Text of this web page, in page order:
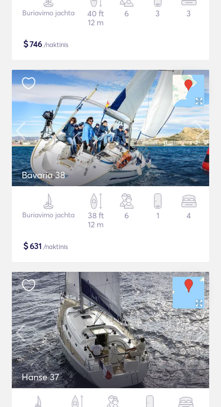
Buriavimo jachta
40 ft
12 m
6 3 3
$746 /naktinis
Bavaria 38
Buriavimo jachta
38 ft
12 m
6 1 4
$631 /naktinis
Hanse 37